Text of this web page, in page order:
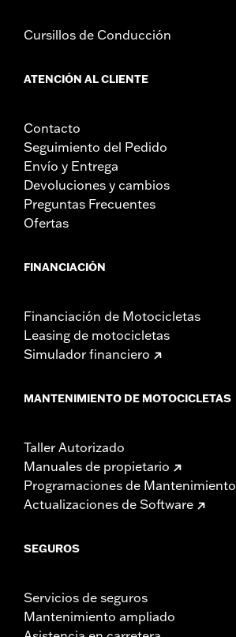
Cursillos de Conducción
ATENCIÓN AL CLIENTE
Contacto
Seguimiento del Pedido
Envío y Entrega
Devoluciones y cambios
Preguntas Frecuentes
Ofertas
FINANCIACIÓN
Financiación de Motocicletas
Leasing de motocicletas
Simulador financiero
MANTENIMIENTO DE MOTOCICLETAS
Taller Autorizado
Manuales de propietario
Programaciones de Mantenimiento
Actualizaciones de Software
SEGUROS
Servicios de seguros
Mantenimiento ampliado